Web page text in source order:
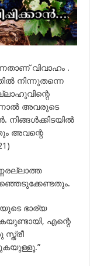
വിവാഹം .
നിന്നുതന്നെ
അവരുടെ
നിങ്ങള്‍ക്കിടയില്‍
അവന്റെ
ഭാര്യ
എന്റെ
സ്ത്രീ